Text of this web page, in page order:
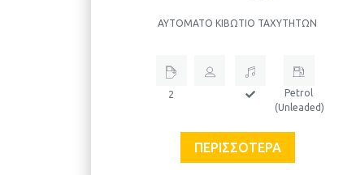
ΑΥΤΌΜΑΤΟ ΚΙΒΏΤΙΟ ΤΑΧΥΤΉΤΩΝ
2
Petrol
(Unleaded)
ΠΕΡΙΣΣΌΤΕΡΑ